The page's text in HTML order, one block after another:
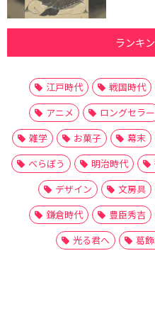
ランキ
江戸時代 戦国時代
アニメ
ロングセラー
雑学
お菓子 幕末
べらぼう
明治時代
デザイン
文房具
鎌倉時代
豊臣秀吉
光る君へ
葛